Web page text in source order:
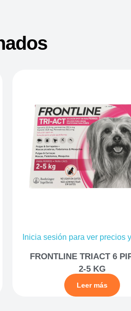
Inicia sesión para ver precios
FRONTLINE TRIACT 6
2-5 KG
Leer más